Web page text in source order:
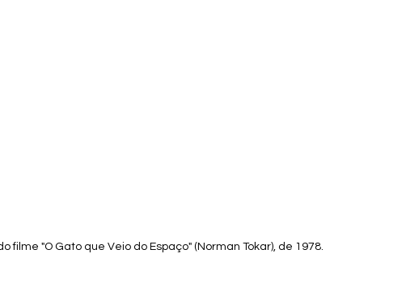
filme "O Gato que Veio do Espaço" (Norman Tokar), de 1978.